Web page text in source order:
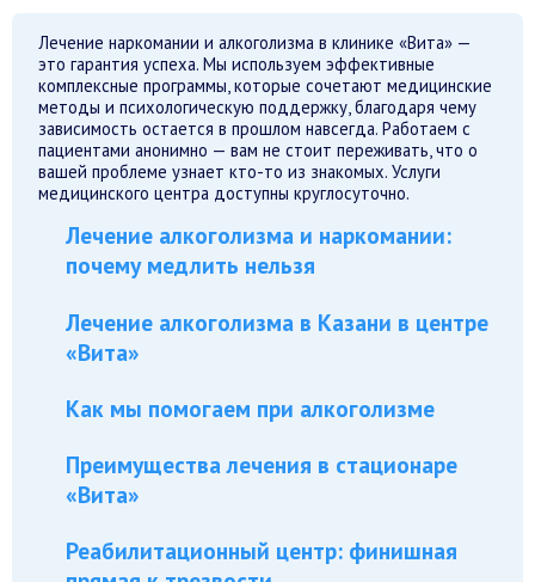
Лечение наркомании и алкоголизма в клинике «Вита» —
это гарантия успеха. Мы используем эффективные
комплексные программы, которые сочетают медицинские
методы и психологическую поддержку, благодаря чему
зависимость остается в прошлом навсегда. Работаем с
пациентами анонимно — вам не стоит переживать, что о
вашей проблеме узнает кто-то из знакомых. Услуги
медицинского центра доступны круглосуточно.
Лечение алкоголизма и наркомании:
почему медлить нельзя
Лечение алкоголизма в Казани в центре
«Вита»
Как мы помогаем при алкоголизме
Преимущества лечения в стационаре
«Вита»
Реабилитационный центр: финишная